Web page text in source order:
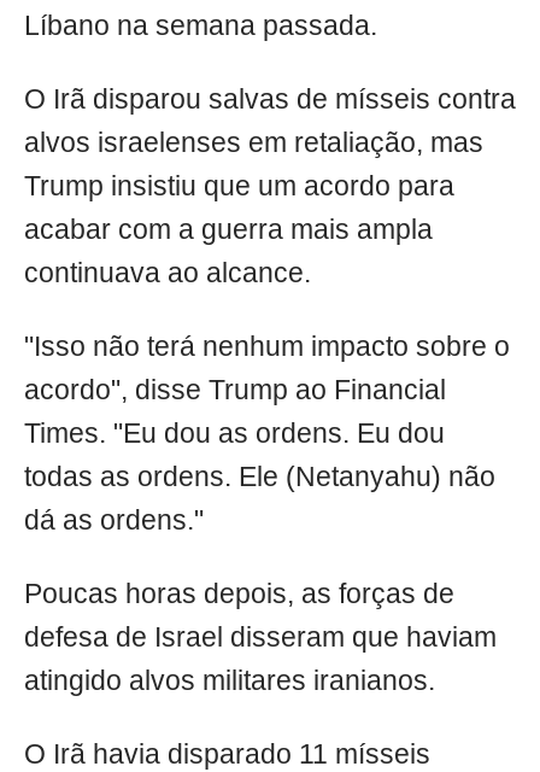
Líbano na semana passada.
O Irã disparou salvas de mísseis contra
alvos israelenses em retaliação, mas
Trump insistiu que um acordo para
acabar com a guerra mais ampla
continuava ao alcance.
"Isso não terá nenhum impacto sobre o
acordo", disse Trump ao Financial
Times. "Eu dou as ordens. Eu dou
todas as ordens. Ele (Netanyahu) não
dá as ordens."
Poucas horas depois, as forças de
defesa de Israel disseram que haviam
atingido alvos militares iranianos.
O Irã havia disparado 11 mísseis